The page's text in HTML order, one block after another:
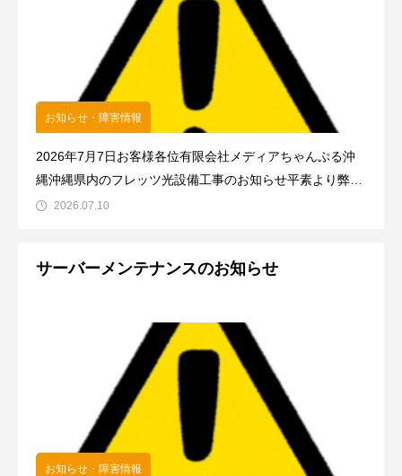
お知らせ・障害情報
2026年7月7日お客様各位有限会社メディアちゃんぷる沖
縄沖縄県内のフレッツ光設備工事のお知らせ平素より弊社
ネットワークサービスをご利用頂きましてありがとうござ
2026.07.10
サーバーメンテナンスのお知らせ
お知らせ・障害情報